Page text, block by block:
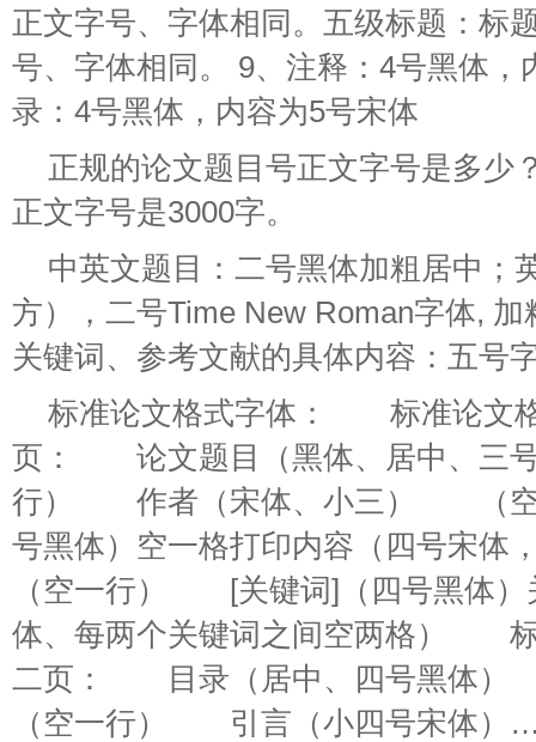
正文字号、字体相同。五级标题：标
号、字体相同。 9、注释：4号黑体，
录：4号黑体，内容为5号宋体
正规的论文题目号正文字号是多少
正文字号是3000字。
中英文题目：二号黑体加粗居中；
方），二号Time New Roman字体,
关键词、参考文献的具体内容：五号
标准论文格式字体： 标准论文
页： 论文题目（黑体、居中、
行） 作者（宋体、小三） （
号黑体）空一格打印内容（四号
（空一行） [关键词]（四号黑体）
体、每两个关键词之间空两格） 标
二页： 目录（居中、四号黑
（空一行） 引言（小四号宋体）